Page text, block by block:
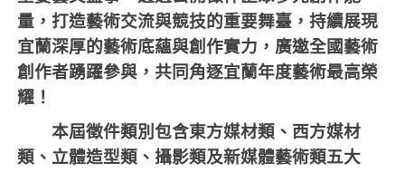
量，打造藝術交流與競技的重要舞臺，持續展現
宜蘭深厚的藝術底蘊與創作實力，廣邀全國藝術
創作者踴躍參與，共同角逐宜蘭年度藝術最高榮
耀！
本屆徵件類別包含東方媒材類、西方媒材
類、立體造型類、攝影類及新媒體藝術類五大